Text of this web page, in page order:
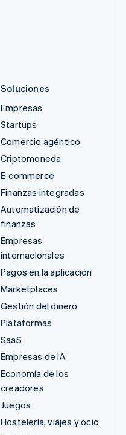
Soluciones
Empresas
Startups
Comercio agéntico
Criptomoneda
E-commerce
Finanzas integradas
Automatización de
finanzas
Empresas
internacionales
Pagos en la aplicación
Marketplaces
Gestión del dinero
Plataformas
SaaS
Empresas de IA
Economía de los
creadores
Juegos
Hostelería, viajes y ocio